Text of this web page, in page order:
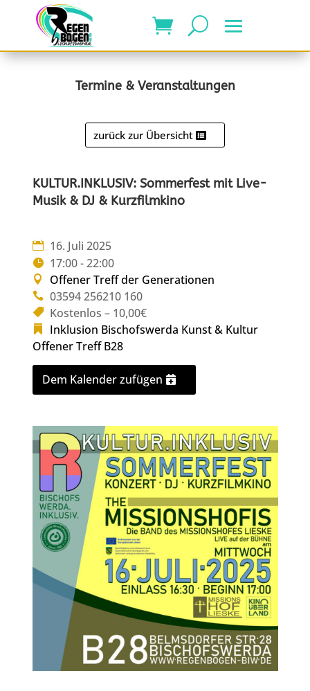
Termine & Veranstaltungen
zurück zur Übersicht
KULTUR.INKLUSIV: Sommerfest mit Live-
Musik & DJ & Kurzfilmkino
16. Juli 2025
17:00 - 22:00
Offener Treff der Generationen
03594 256210 160
Kostenlos – 10,00€
Inklusion Bischofswerda Kunst & Kultur
Offener Treff B28
Dem Kalender zufügen